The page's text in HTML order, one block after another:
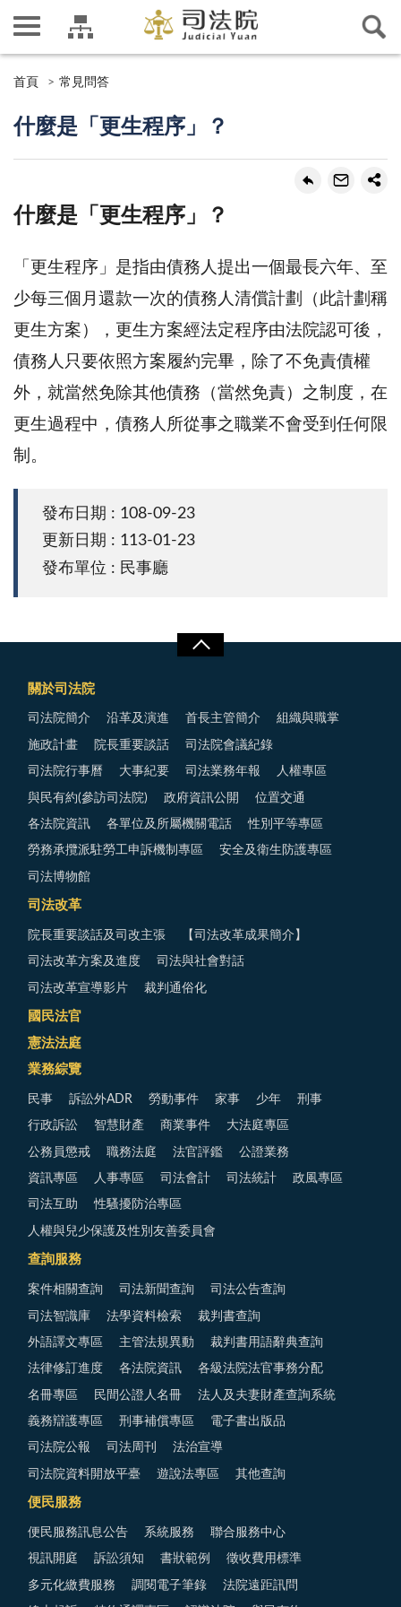
首頁 常見問答
什麼是「更生程序」？
什麼是「更生程序」？
「更生程序」是指由債務人提出一個最長六年、至
少每三個月還款一次的債務人清償計劃（此計劃稱
更生方案），更生方案經法定程序由法院認可後，
債務人只要依照方案履約完畢，除了不免責債權
外，就當然免除其他債務（當然免責）之制度，在
更生過程中，債務人所從事之職業不會受到任何限
制。
發布日期 : 108-09-23
更新日期 : 113-01-23
發布單位 : 民事廳
關於司法院
司法院簡介 沿革及演進 首長主管簡介 組織與職掌
施政計畫 院長重要談話 司法院會議紀錄
司法院行事曆 大事紀要 司法業務年報 人權專區
與民有約(參訪司法院) 政府資訊公開 位置交通
各法院資訊 各單位及所屬機關電話 性別平等專區
勞務承攬派駐勞工申訴機制專區 安全及衛生防護專區
司法博物館
司法改革
院長重要談話及司改主張 【司法改革成果簡介】
司法改革方案及進度 司法與社會對話
司法改革宣導影片 裁判通俗化
國民法官
憲法法庭
業務綜覽
民事 訴訟外ADR 勞動事件 家事 少年 刑事
行政訴訟 智慧財產 商業事件 大法庭專區
公務員懲戒 職務法庭 法官評鑑 公證業務
資訊專區 人事專區 司法會計 司法統計 政風專區
司法互助 性騷擾防治專區
人權與兒少保護及性別友善委員會
查詢服務
案件相關查詢 司法新聞查詢 司法公告查詢
司法智識庫 法學資料檢索 裁判書查詢
外語譯文專區 主管法規異動 裁判書用語辭典查詢
法律修訂進度 各法院資訊 各級法院法官事務分配
名冊專區 民間公證人名冊 法人及夫妻財產查詢系統
義務辯護專區 刑事補償專區 電子書出版品
司法院公報 司法周刊 法治宣導
司法院資料開放平臺 遊說法專區 其他查詢
便民服務
便民服務訊息公告 系統服務 聯合服務中心
視訊開庭 訴訟須知 書狀範例 徵收費用標準
多元化繳費服務 調閱電子筆錄 法院遠距訊問